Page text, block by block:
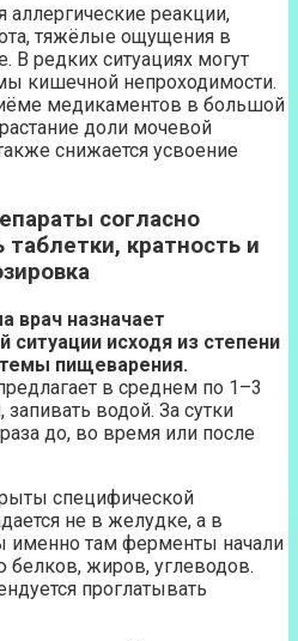
аллергические реакции,
тяжёлые ощущения в
В редких ситуациях могут
кишечной непроходимости.
медикаментов в большой
доли мочевой
снижается усвоение
согласно
таблетки, кратность и
врач назначает
ситуации исходя из степени
пищеварения.
в среднем по 1–3
водой. За сутки
до, во время или после
специфической
не в желудке, а в
именно там ферменты начали
жиров, углеводов.
проглатывать